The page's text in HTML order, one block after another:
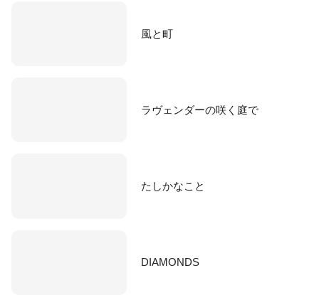
風と町
ラヴェンダーの咲く庭で
たしかなこと
DIAMONDS